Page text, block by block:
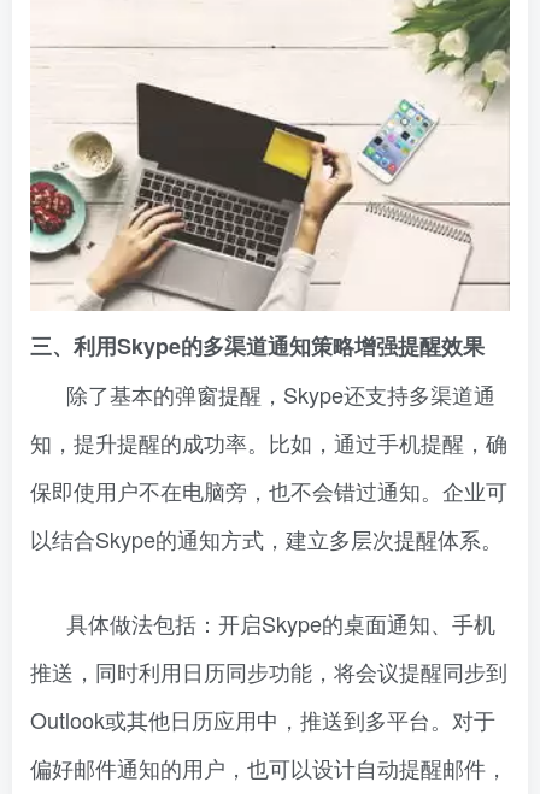
三、利用Skype的多渠道通知策略增强提醒效果
除了基本的弹窗提醒，Skype还支持多渠道通
知，提升提醒的成功率。比如，通过手机提醒，确
保即使用户不在电脑旁，也不会错过通知。企业可
以结合Skype的通知方式，建立多层次提醒体系。
具体做法包括：开启Skype的桌面通知、手机
推送，同时利用日历同步功能，将会议提醒同步到
Outlook或其他日历应用中，推送到多平台。对于
偏好邮件通知的用户，也可以设计自动提醒邮件，